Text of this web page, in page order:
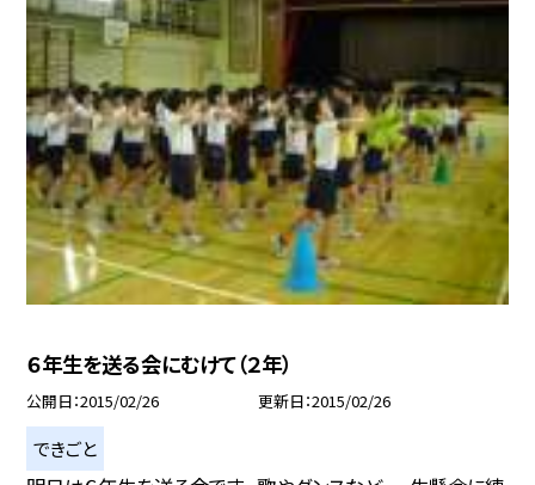
６年生を送る会にむけて（２年）
公開日 2015/02/26 更新日 2015/02/26
できごと